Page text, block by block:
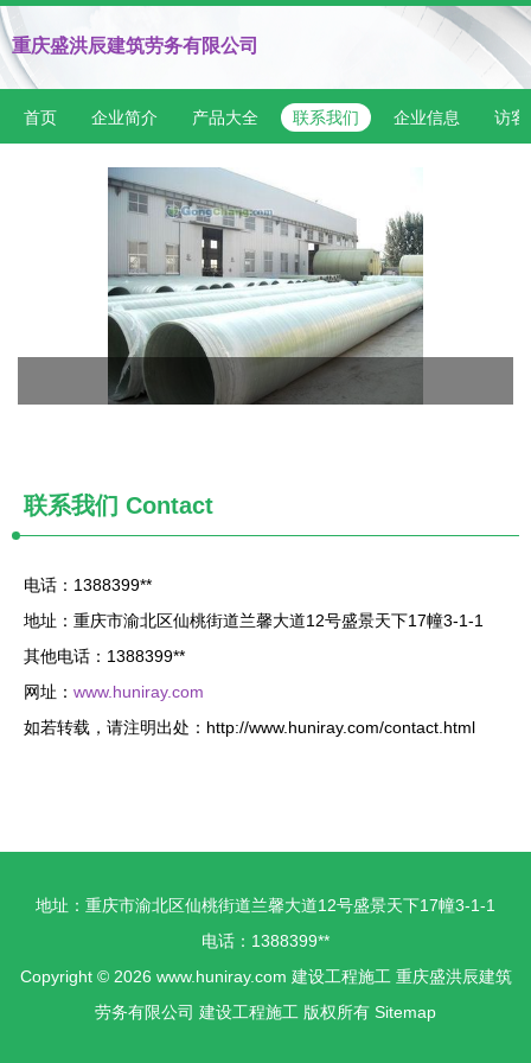
重庆盛洪辰建筑劳务有限公司
首页 企业简介 产品大全 联系我们 企业信息 访客
联系我们 Contact
电话：1388399**
地址：重庆市渝北区仙桃街道兰馨大道12号盛景天下17幢3-1-1
其他电话：1388399**
网址： www.huniray.com
如若转载，请注明出处：http://www.huniray.com/contact.html
地址：重庆市渝北区仙桃街道兰馨大道12号盛景天下17幢3-1-1
电话：1388399**
Copyright © 2026 www.huniray.com 建设工程施工 重庆盛洪辰建筑
劳务有限公司 建设工程施工 版权所有 Sitemap